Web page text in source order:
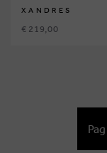
XANDRES
€ 219,00
NAAR